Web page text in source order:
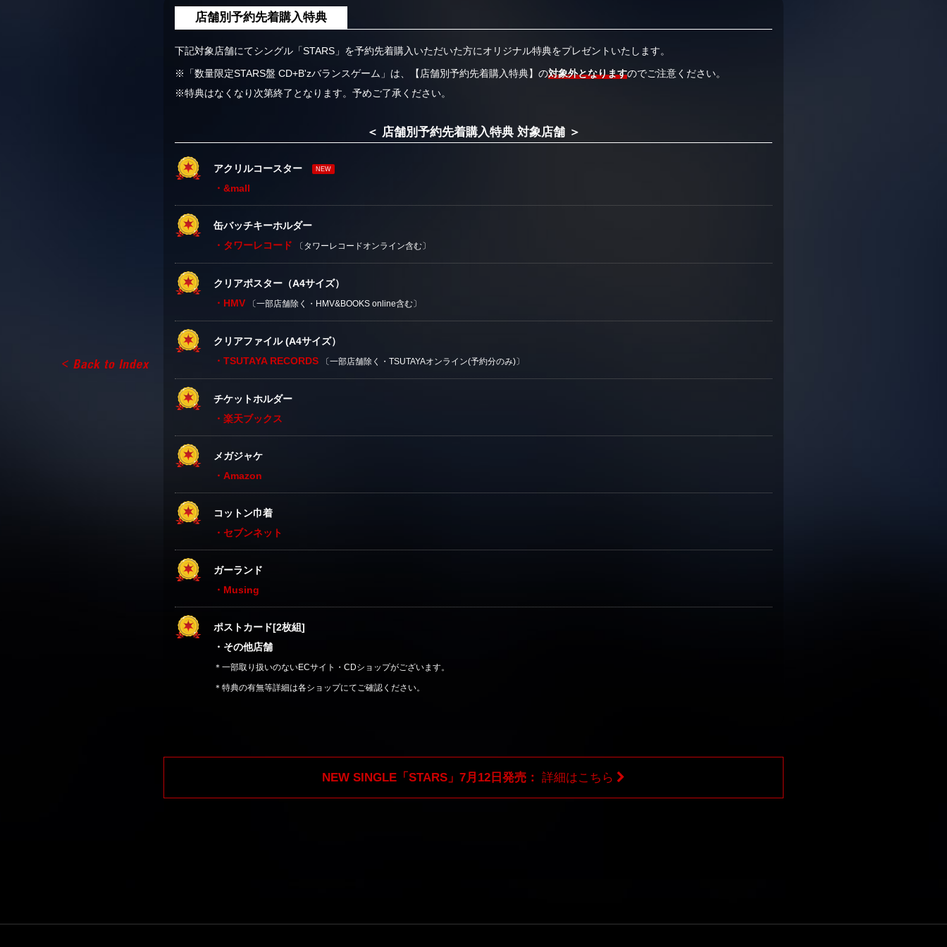
店舗別予約先着購入特典
下記対象店舗にてシングル「STARS」を予約先着購入いただいた方にオリジナル特典をプレゼントいたします。
※「数量限定STARS盤 CD+B'zバランスゲーム」は、【店舗別予約先着購入特典】の対象外となりますのでご注意ください。
※特典はなくなり次第終了となります。予めご了承ください。
＜ 店舗別予約先着購入特典 対象店舗 ＞
アクリルコースター NEW
・&mall
缶バッチキーホルダー
・タワーレコード
〔タワーレコードオンライン含む〕
クリアポスター（A4サイズ）
・HMV
〔一部店舗除く・HMV&BOOKS online含む〕
クリアファイル (A4サイズ）
・TSUTAYA RECORDS
〔一部店舗除く・TSUTAYAオンライン(予約分のみ)〕
チケットホルダー
・楽天ブックス
メガジャケ
・Amazon
コットン巾着
・セブンネット
ガーランド
・Musing
ポストカード[2枚組]
・その他店舗
＊一部取り扱いのないECサイト・CDショップがございます。
＊特典の有無等詳細は各ショップにてご確認ください。
NEW SINGLE「STARS」7月12日発売： 詳細はこちら